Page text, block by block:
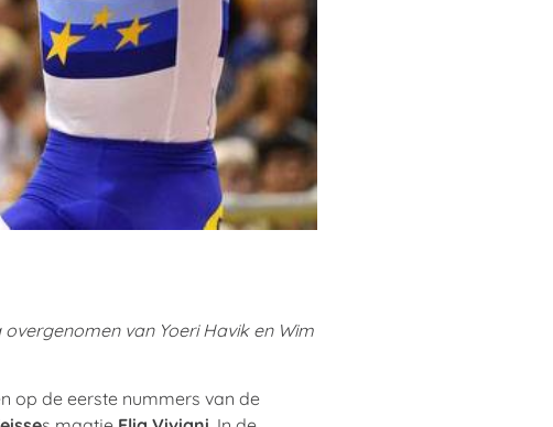
van Yoeri Havik en Wim
op de eerste nummers van de